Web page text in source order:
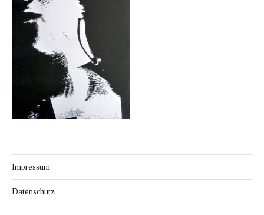
Impressum
Datenschutz